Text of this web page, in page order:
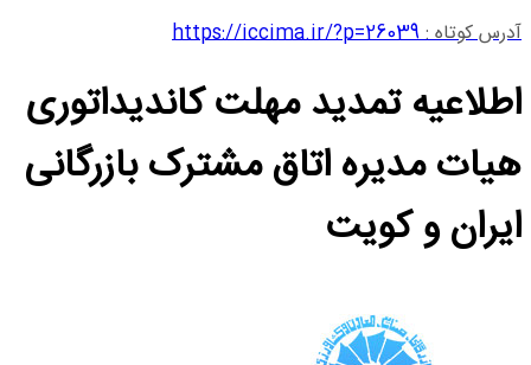
آدرس کوتاه :https://iccima.ir/?p=26039
اطلاعیه تمدید مهلت کاندیداتوری
هیات مدیره اتاق مشترک بازرگانی
ایران و کویت